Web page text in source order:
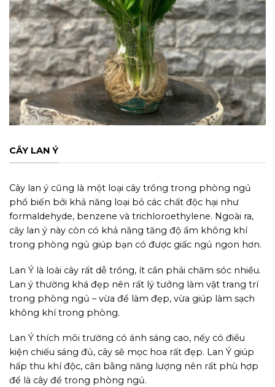
CÂY LAN Ý
Cây lan ý cũng là một loại cây trồng trong phòng ngủ
phổ biến bởi khả năng loại bỏ các chất độc hại như
formaldehyde, benzene và trichloroethylene. Ngoài ra,
cây lan ý này còn có khả năng tăng độ ẩm không khí
trong phòng ngủ giúp bạn có được giấc ngủ ngon hơn.
Lan Ý là loài cây rất dễ trồng, ít cần phải chăm sóc nhiều.
Lan ý thường khá đẹp nên rất lý tưởng làm vật trang trí
trong phòng ngủ – vừa để làm đẹp, vừa giúp làm sạch
không khí trong phòng.
Lan Ý thích môi trường có ánh sáng cao, nếy có điểu
kiện chiếu sáng đủ, cây sẽ mọc hoa rất đẹp. Lan Ý giúp
hấp thu khí độc, cân bằng năng lượng nên rất phù hợp
để là cây để trong phòng ngủ.